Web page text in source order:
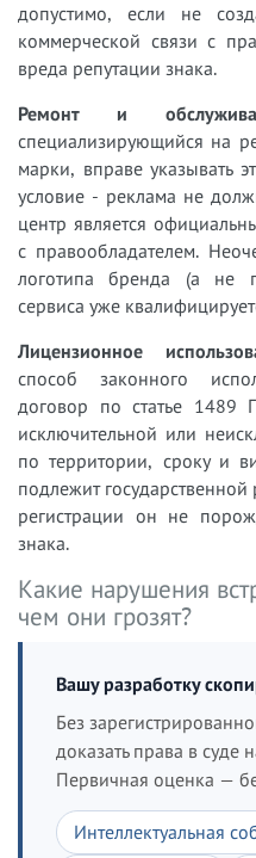
допустимо, если не
коммерческой связи с
вреда репутации знака.
Ремонт и
специализирующийся на
марки, вправе указывать
условие - реклама не
центр является
с правообладателем.
логотипа бренда (а не
сервиса уже
Лицензионное
способ законного
договор по статье
исключительной или
по территории, сроку и
подлежит государственной
регистрации он не
знака.
Какие нарушения
чем они грозят?
Вашу разработку
Без
доказать права в суде
Первичная оценка —
Интеллектуальная